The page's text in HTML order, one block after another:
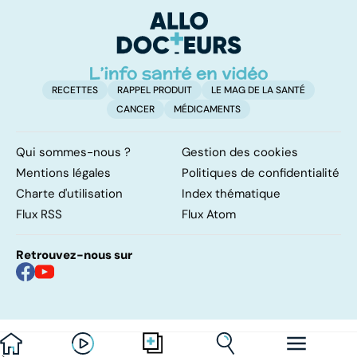
hyperactivité
RECETTES RAPPEL PRODUIT
LE MAG DE LA SANTÉ
CANCER
MÉDICAMENTS
Qui sommes-nous ?
Gestion des cookies
Mentions légales
Politiques de confidentialité
Charte d'utilisation
Index thématique
Flux RSS
Flux Atom
Retrouvez-nous sur